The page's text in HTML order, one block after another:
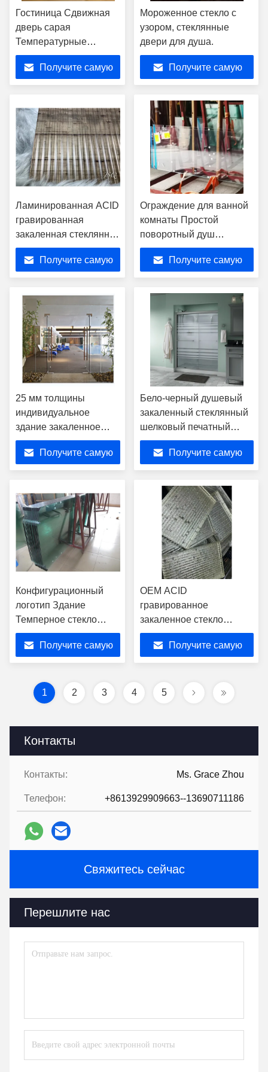
Контакты
Контакты: Ms. Grace Zhou
Телефон: +8613929909663--13690711186
Свяжитесь сейчас
Перешлите нас
Гостиница Сдвижная
дверь сарая
Температурные
стеклянные полосы
Прозрачные морозы
Изоляция
Получите самую
Мороженное стекло с
узором, стеклянные
двери для душа.
Получите самую
Ламинированная ACID
гравированная
закаленная стеклянная
проволочная сетка
прозрачная
Получите самую
Ограждение для ванной
комнаты Простой
поворотный душ
Затемненное стекло для
современного
Получите самую
25 мм толщины
индивидуальное
здание закаленное
стекло двойное стекло
Получите самую
Бело-черный душевый
закаленный стеклянный
шелковый печатный
аппарат плоский и
изогнутый A11
Получите самую
Конфигурационный
логотип Здание
Темперное стекло
Толщина 3-25 мм Офис
Получите самую
OEM ACID
гравированное
закаленное стекло
шампанское золото и
серебро платина
проводные
Получите самую
1 2 3 4 5